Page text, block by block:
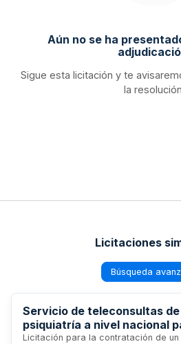
Aún no se ha
Sigue esta licitación y te
la
Licitaciones
Búsqueda
Servicio de teleconsultas
psiquiatría a nivel nacional
MUPRESPA
Licitación para la contratación de